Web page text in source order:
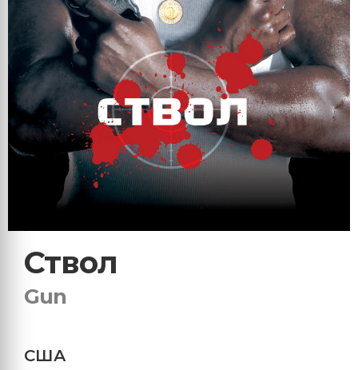
Ствол
Gun
США